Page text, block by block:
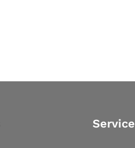
Service